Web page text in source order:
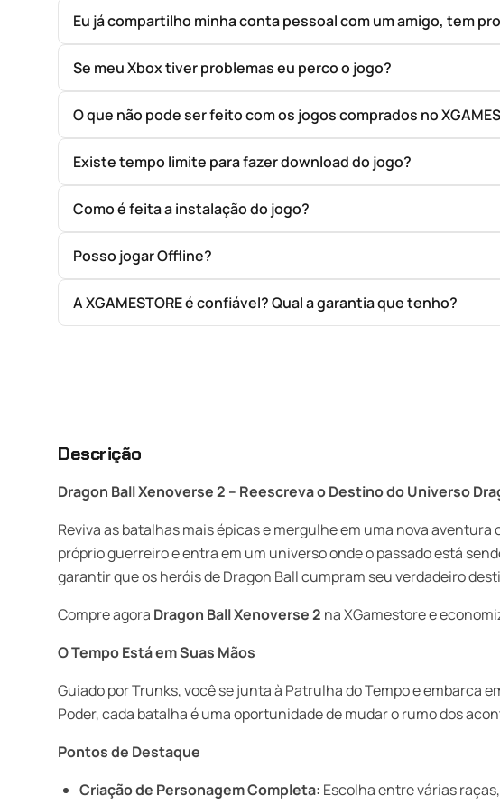
Eu já compartilho minha conta pessoal com um amigo, tem
Se meu Xbox tiver problemas eu perco o jogo?
O que não pode ser feito com os jogos comprados no
Existe tempo limite para fazer download do jogo?
Como é feita a instalação do jogo?
Posso jogar Offline?
A XGAMESTORE é confiável? Qual a garantia que tenho?
Descrição
Dragon Ball Xenoverse 2 – Reescreva o Destino do Universo
Reviva as batalhas mais épicas e mergulhe em uma nova aventura
próprio guerreiro e entra em um universo onde o passado está
garantir que os heróis de Dragon Ball cumpram seu verdadeiro
Compre agora Dragon Ball Xenoverse 2 na XGamestore e
O Tempo Está em Suas Mãos
Guiado por Trunks, você se junta à Patrulha do Tempo e embarca
Poder, cada batalha é uma oportunidade de mudar o rumo dos
Pontos de Destaque
Criação de Personagem Completa: Escolha entre várias